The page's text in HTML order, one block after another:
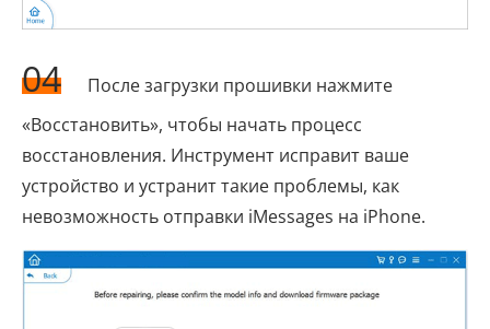
04
После загрузки прошивки нажмите
«Восстановить», чтобы начать процесс
восстановления. Инструмент исправит ваше
устройство и устранит такие проблемы, как
невозможность отправки iMessages на iPhone.